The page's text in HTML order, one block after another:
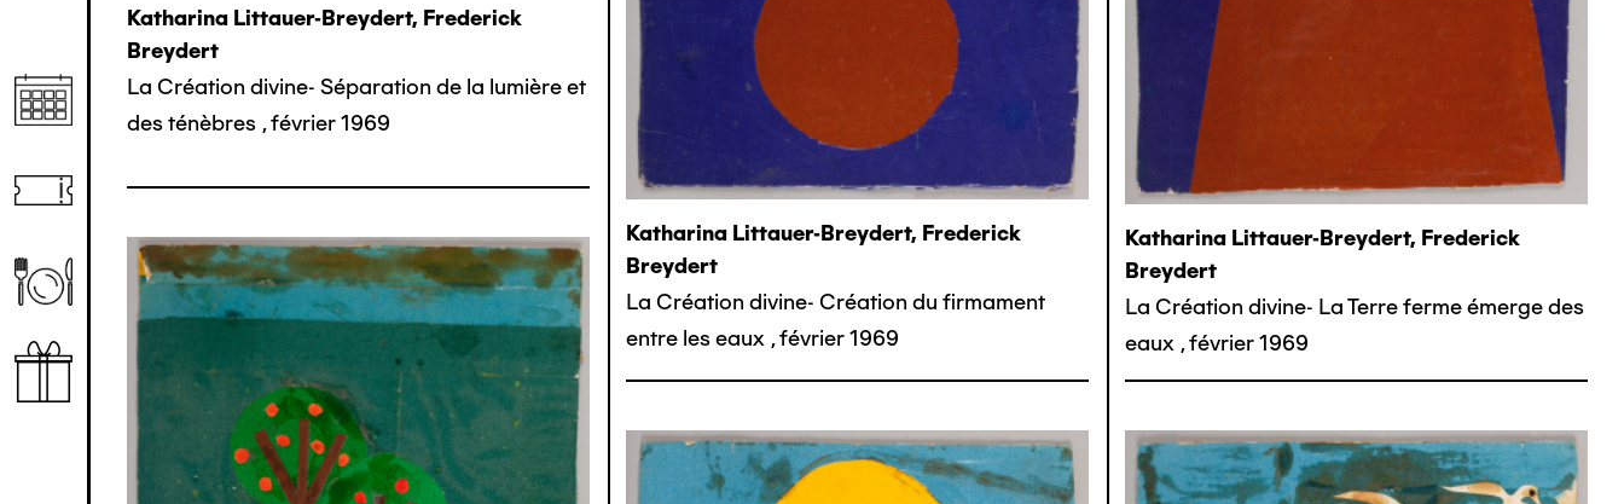
Katharina Littauer-Breydert, Frederick
Breydert
La Création divine- Séparation de la lumière et
des ténèbres ,février 1969
Katharina Littauer-Breydert, Frederick
Breydert
La Création divine- Création du firmament
entre les eaux ,février 1969
Katharina Littauer-Breydert, Frederick
Breydert
La Création divine- La Terre ferme émerge des
eaux ,février 1969